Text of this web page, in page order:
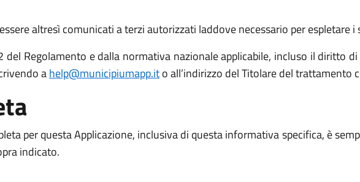
altresì comunicati a terzi autorizzati laddove necessario per espletare i
del Regolamento e dalla normativa nazionale applicabile, incluso il diritto
ahelp@municipiumapp.ito all’indirizzo del Titolare del trattamento
per questa Applicazione, inclusiva di questa informativa specifica, è
indicato.